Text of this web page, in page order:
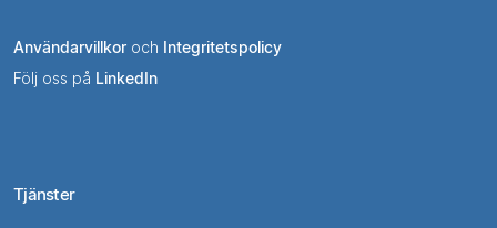
Användarvillkor och Integritetspolicy
Följ oss på LinkedIn
Tjänster